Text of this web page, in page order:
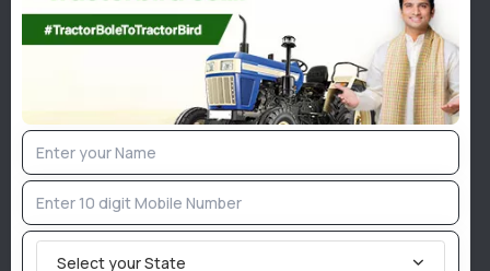
लिए एक अच्छा विकल्प बनता है।
Swaraj 733 FE एक मजबूत, भरोसेमंद और किफायती ट्रैक्टर है, जो
35 एचपी श्रेणी में बेहतरीन प्रदर्शन देता है। इसका पावरफुल इंजन,
अच्छा माइलेज, मजबूत हाइड्रोलिक्स और आसान ऑपरेशन इसे किसानों
के लिए एक आदर्श विकल्प बनाते हैं। यदि आप एक ऐसा ट्रैक्टर चाहते हैं
जो कम लागत में अधिक काम कर सके, तो Swaraj 733 FE आपके लिए
एक सही चुनाव साबित हो सकता है।
Tractorbird प्लैटफॉर्म आपको खेती-बाड़ी से जुड़ी सभी ताज़ा
Select your State